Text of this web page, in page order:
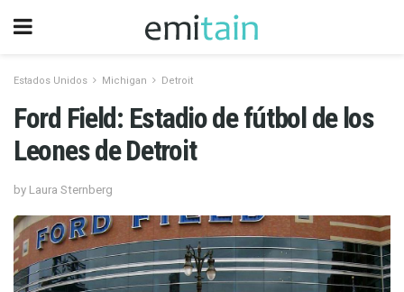
Estados Unidos Michigan Detroit
Ford Field: Estadio de fútbol de los
Leones de Detroit
by Laura Sternberg